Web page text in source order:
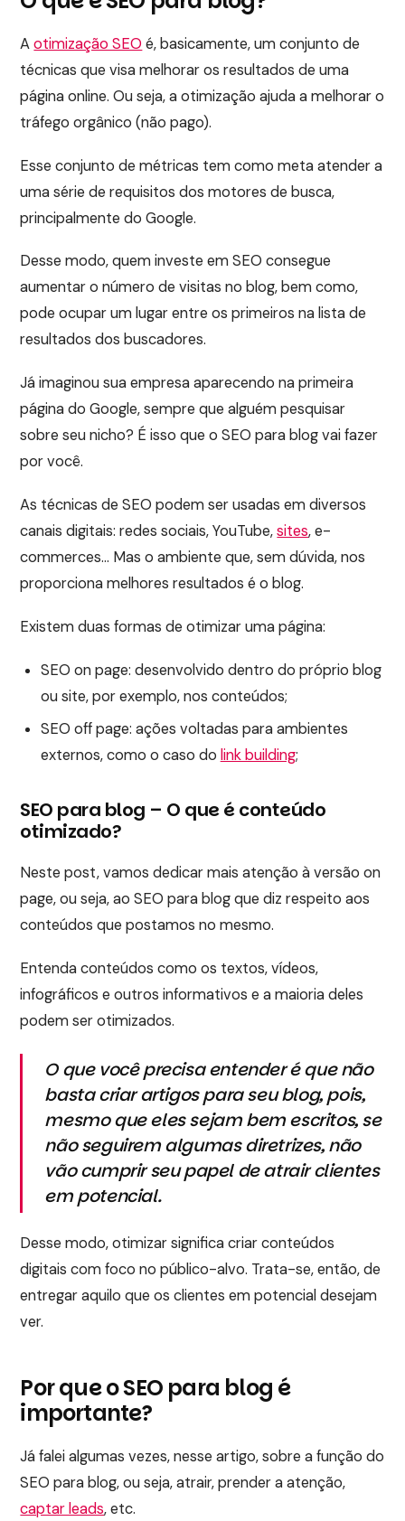
Aotimização SEO é, basicamente, um conjunto de
técnicas que visa melhorar os resultados de uma
página online. Ou seja, a otimização ajuda a melhorar o
tráfego orgânico (não pago).
Esse conjunto de métricas tem como meta atender a
uma série de requisitos dos motores de busca,
principalmente do Google.
Desse modo, quem investe em SEO consegue
aumentar o número de visitas no blog, bem como,
pode ocupar um lugar entre os primeiros na lista de
resultados dos buscadores.
Já imaginou sua empresa aparecendo na primeira
página do Google, sempre que alguém pesquisar
sobre seu nicho? É isso que o SEO para blog vai fazer
por você.
As técnicas de SEO podem ser usadas em diversos
canais digitais: redes sociais, YouTube,sites, e-
commerces… Mas o ambiente que, sem dúvida, nos
proporciona melhores resultados é o blog.
Existem duas formas de otimizar uma página:
SEO on page: desenvolvido dentro do próprio blog
ou site, por exemplo, nos conteúdos;
SEO off page: ações voltadas para ambientes
externos, como o caso do link building;
SEO para blog – O que é conteúdo
otimizado?
Neste post, vamos dedicar mais atenção à versão on
page, ou seja, ao SEO para blog que diz respeito aos
conteúdos que postamos no mesmo.
Entenda conteúdos como os textos, vídeos,
infográficos e outros informativos e a maioria deles
podem ser otimizados.
O que você precisa entender é que não
basta criar artigos para seu blog, pois,
mesmo que eles sejam bem escritos, se
não seguirem algumas diretrizes, não
vão cumprir seu papel de atrair clientes
em potencial.
Desse modo, otimizar significa criar conteúdos
digitais com foco no público-alvo. Trata-se, então, de
entregar aquilo que os clientes em potencial desejam
ver.
Por que o SEO para blog é
importante?
Já falei algumas vezes, nesse artigo, sobre a função do
SEO para blog, ou seja, atrair, prender a atenção,
captar leads, etc.